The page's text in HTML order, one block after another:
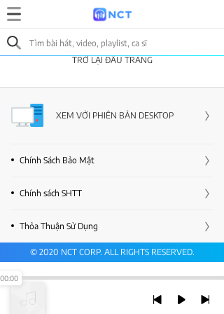
TRỞ LẠI ĐẦU TRANG
XEM VỚI PHIÊN BẢN DESKTOP
Chính Sách Bảo Mật
Chính sách SHTT
Thỏa Thuận Sử Dụng
© 2020 NCT CORP. ALL RIGHTS RESERVED.
00:00